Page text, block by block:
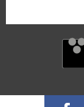
wine-in-